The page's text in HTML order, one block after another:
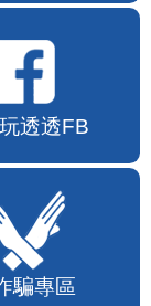
透透FB
騙專區